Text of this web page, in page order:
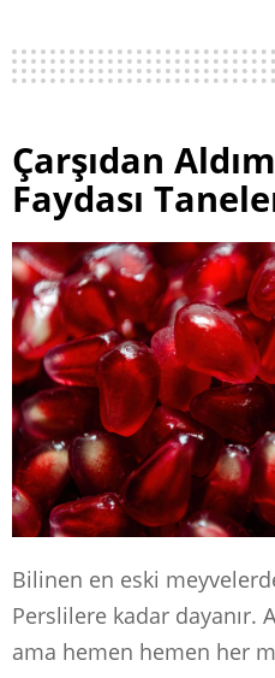
Çarşıdan
Faydası
Bilinen en eski
Perslilere kadar dayanır.
ama hemen hemen her